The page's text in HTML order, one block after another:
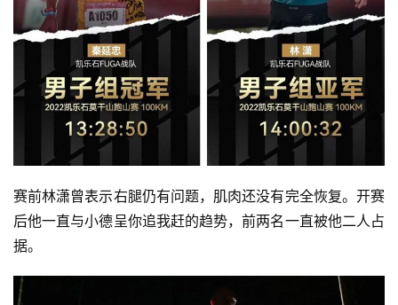
赛前林潇曾表示右腿仍有问题，肌肉还没有完全恢复。开赛
后他一直与小德呈你追我赶的趋势，前两名一直被他二人占
据。